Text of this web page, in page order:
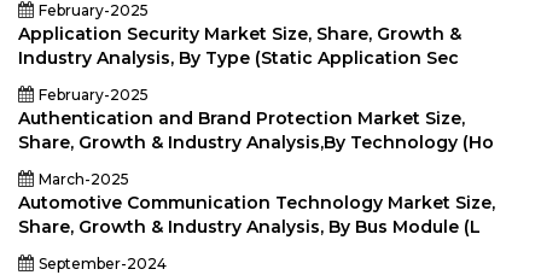
February-2025
Application Security Market Size, Share, Growth &
Industry Analysis, By Type (Static Application Sec
February-2025
Authentication and Brand Protection Market Size,
Share, Growth & Industry Analysis,By Technology (Ho
March-2025
Automotive Communication Technology Market Size,
Share, Growth & Industry Analysis, By Bus Module (L
September-2024